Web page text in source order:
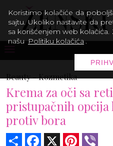
Beauty -Kozmetika
Krema za oči sa
pristupačnih opcija
protiv bora
Share Facebook Pinterest
Koristimo kolačiće da
sajtu. Ukoliko nastavite da
sa korišćenjem web
našu Politiku kolačića .